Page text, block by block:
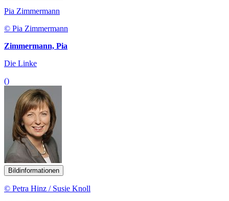
Pia Zimmermann
© Pia Zimmermann
Zimmermann, Pia
Die Linke
()
Bildinformationen
© Petra Hinz / Susie Knoll